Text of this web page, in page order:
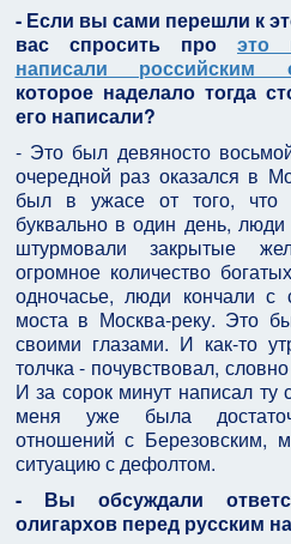
- Если вы сами перешли к
вас спросить про это
написали российским
которое наделало тогда
его написали?
- Это был девяносто
очередной раз оказался в
был в ужасе от того, что
буквально в один день,
штурмовали закрытые
огромное количество
одночасье, люди кончали с
моста в Москва-реку. Это
своими глазами. И как-то
толчка - почувствовал,
И за сорок минут написал ту
меня уже была
отношений с Березовским,
ситуацию с дефолтом.
- Вы обсуждали
олигархов перед русским